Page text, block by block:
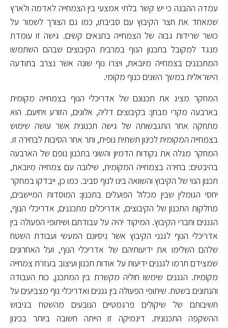
עמדה ההבנה כי יש קשר בלתי אמצעי בין הצמחייה לאדמה ולארץ
שמאחד את חצר הקיבוץ עם סביבתו, כמו גם הצורך לשמור על
כושר שרידות גבוה של הצמחייה בתנאים קשים. גישה זו עומדת
מנגד למקובל בתכנון הנוף במרבית הקיבוצים שבהם השתמשו
המתכננים בצמחייה מיובאת, ויצרו נוף שונה אשר נצרב בתודעה
הישראלית במשך השנים כנוף מקומי.
המחקר מציג את תכנונם של אדריכלי הנוף בצמחייה מקומית
בארבעה מקרי מבחן: בקיבוצים דליה, אלונים, הזורע ויחיעם. הוא
מתחקה אחר התגבשותה של גישה תכנונית אשר עושה שימוש
בצמחייה המקומית לכינון תשתית נופית, ותר אחר הסיבות לבחירה זו.
המחקר מגלה את נקודות הדמיון והשוני בתכנון נופם של הארבעה
בהיבטים: בחירה בצמחייה המקומית, שילובה עם צמחייה מיובאת,
תכנון הנוי של הקיבוץ והשוואה בינו לנוף סביב. כמו כן, ייבדקו במחקר
יחסי הגומלין שבין מכלול הפועלים בתכנון: המוסדות המיישבים,
מחלקות התכנון של הקיבוצים, אדריכלים מתכננים, אדריכלי הנוף,
הגננים וחברי הקיבוץ. המיקוד יהיה על עבודתם ושיתופי הפעולה בין
אדריכלי הנוף לגנני הקיבוץ אשר ניסיונם המעשי ועבודת השטח
שלהם השלימו את ידיעותיהם של אדריכלי הנוף, ועל האחרונים
שמצידם תרמו לגננים ידיעות על אודות תכנון ועיצוב בעזרת צמחייה
מקומית. הגננים שימשו חוליה מקשרת בין המתכנן, כוח העבודה
והנתונים בשטח. שיתופי הפעולה בין גננים ואדריכלי נוף מצביעים על
חשיבותם של שיקולים פרגמטיים הנובעים מהשטח בגיבוש
ההשקפה התכנונית. דינמיקה זו הייתה חשובה ביותר בכינון